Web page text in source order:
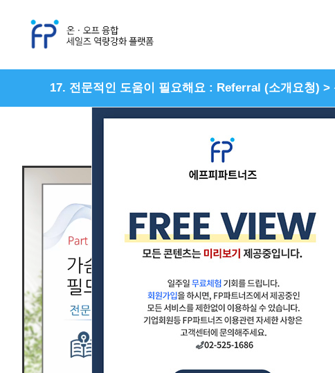
17. 전문적인 도움이 필요해요 : Referral (소개요청) >
신입과정 최강매